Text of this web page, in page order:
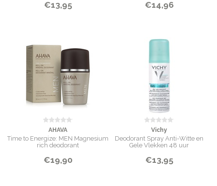
€13,95 €14,96
AHAVA
Time to Energize: MEN Magnesium
rich deodorant
€19,90
Vichy
Deodorant Spray Anti-Witte en
Gele Vlekken 48 uur
€13,95